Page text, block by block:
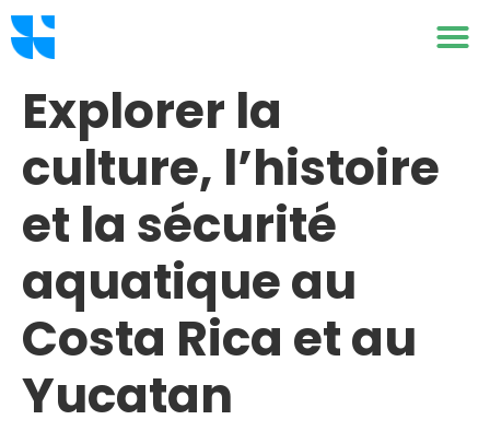
Explorer la
culture, l’histoire
et la sécurité
aquatique au
Costa Rica et au
Yucatan